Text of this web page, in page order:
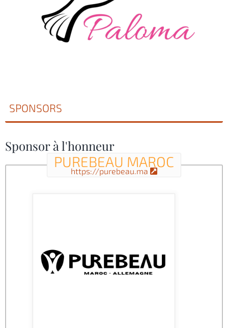
SPONSORS
Sponsor à l'honneur
PUREBEAU MAROC
https://purebeau.ma